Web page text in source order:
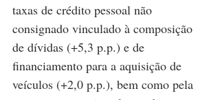
taxas de crédito pessoal não
consignado vinculado à composição
de dívidas (+5,3 p.p.) e de
financiamento para a aquisição de
veículos (+2,0 p.p.), bem como pela